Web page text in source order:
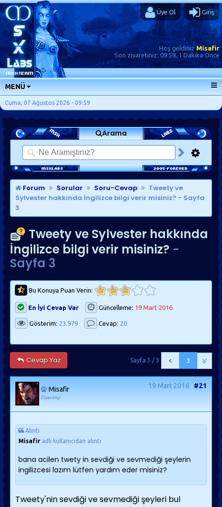
Üye Ol Giriş
Hoş geldinizMisafir
Son ziyaretiniz: 09:59, 1 Dakika Önce
MENÜ
ANA SAYFA
FORUMLAR
SORU-CEVAP
GÜNLÜKLER
SON MESAJLAR
KISAYOLLAR
Cuma, 07 Ağustos 2026 - 09:59
Arama
Forum Sorular Soru-Cevap
Tweety ve
Sylvester hakkında İngilizce bilgi verir misiniz? - Sayfa
3
Tweety ve Sylvester hakkında
İngilizce bilgi verir misiniz? -
Sayfa 3
Bu Konuya Puan Verin:
En İyi Cevap Var Güncelleme: 19 Mart 2016
Gösterim: 23.979 Cevap: 20
Cevap Yaz 3
Sayfa 3 / 3
Misafir
Ziyaretçi
19 Mart 2016 #21
Alıntı
Misafir adlı kullanıcıdan alıntı
bana acilen twety in sevdiği ve sevmediği şeylerin
ingilizcesi lazım lütfen yardım eder misiniz?
Tweety'nin sevdiği ve sevmediği şeyleri bul